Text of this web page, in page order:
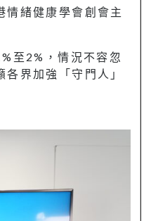
情緒健康學會創會主
至2%，情況不容忽
界加強「守門人」